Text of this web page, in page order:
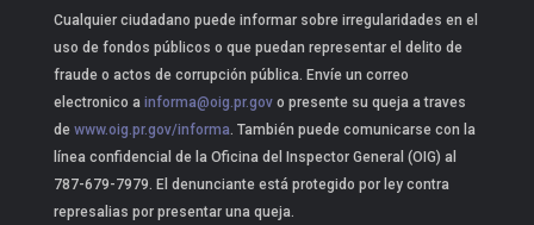
Cualquier ciudadano puede informar sobre irregularidades en el
uso de fondos públicos o que puedan representar el delito de
fraude o actos de corrupción pública. Envíe un correo
electronico a informa@oig.pr.govo presente su queja a traves
dewww.oig.pr.gov/informa. También puede comunicarse con la
línea confidencial de la Oficina del Inspector General (OIG) al
787-679-7979. El denunciante está protegido por ley contra
represalias por presentar una queja.